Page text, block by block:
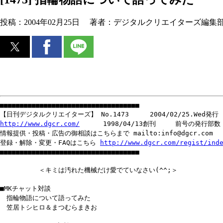
投稿： 2004年02月25日 著者： デジタルクリエイターズ編集
■■■■■■■■■■■■■■■■■■■■■■■■■■■■■■■■■■■
【日刊デジタルクリエイターズ】 No.1473 2004/02/25.Wed発行
http://www.dgcr.com/ 1998/04/13創刊 前号の発行部数
情報提供・投稿・広告の御相談はこちらまで mailto:info@dgcr.com
登録・解除・変更・FAQはこちら
http://www.dgcr.com/regist/
■■■■■■■■■■■■■■■■■■■■■■■■■■■■■■■■■■■
＜キミは汚れた機械だけ愛でていなさい(^^;＞
■MKチャット対談
指輪物語について語ってみた
笠居トシヒロ＆まつむらまきお